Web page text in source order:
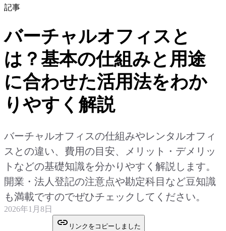
記事
バーチャルオフィスと
は？基本の仕組みと用途
に合わせた活用法をわか
りやすく解説
バーチャルオフィスの仕組みやレンタルオフィ
スとの違い、費用の目安、メリット・デメリッ
トなどの基礎知識を分かりやすく解説します。
開業・法人登記の注意点や勘定科目など豆知識
も満載ですのでぜひチェックしてください。
2026年1月8日
リンクをコピーしました